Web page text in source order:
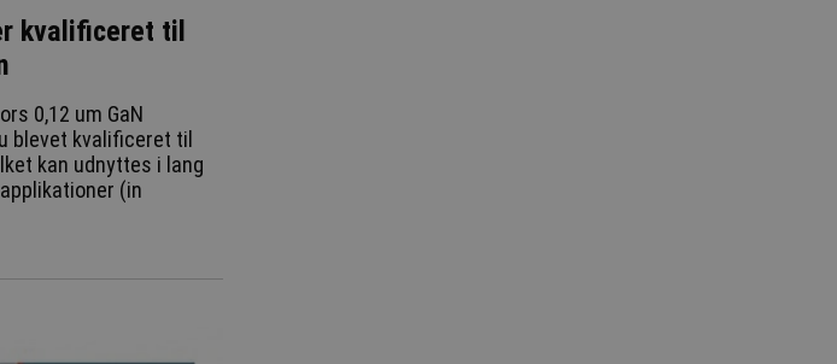
kvalificeret til
0,12 um GaN
blevet kvalificeret til
kan udnyttes i lang
(in